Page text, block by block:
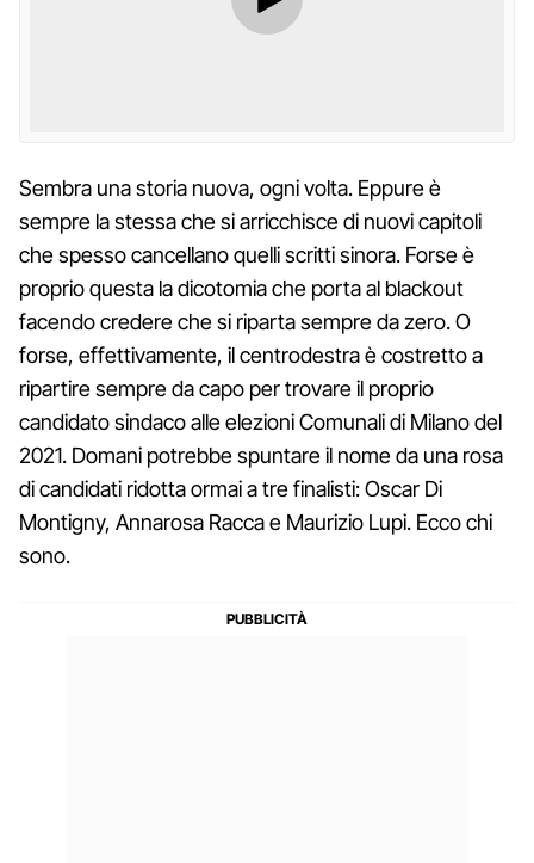
Sembra una storia nuova, ogni volta. Eppure è
sempre la stessa che si arricchisce di nuovi capitoli
che spesso cancellano quelli scritti sinora. Forse è
proprio questa la dicotomia che porta al blackout
facendo credere che si riparta sempre da zero. O
forse, effettivamente, il centrodestra è costretto a
ripartire sempre da capo per trovare il proprio
candidato sindaco alle elezioni Comunali di Milano del
2021. Domani potrebbe spuntare il nome da una rosa
di candidati ridotta ormai a tre finalisti: Oscar Di
Montigny, Annarosa Racca e Maurizio Lupi. Ecco chi
sono.